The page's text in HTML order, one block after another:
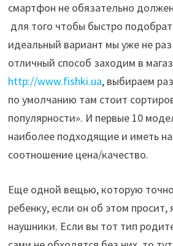
смартфон не обязательно
для того чтобы быстро
идеальный вариант мы уже не
отличный способ заходим в
http://www.fishki.ua, выбираем
по умолчанию там стоит
популярности». И первые 10
наиболее подходящие и иметь
соотношение цена/качество.
Еще одной вещью, которую
ребенку, если он об этом просит,
наушники. Если вы тот тип